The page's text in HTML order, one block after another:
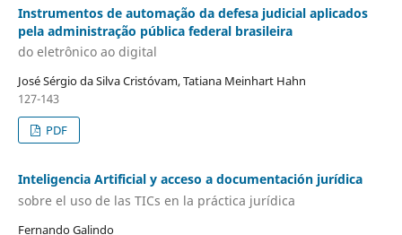
Instrumentos de automação da defesa judicial aplicados
pela administração pública federal brasileira
do eletrônico ao digital
José Sérgio da Silva Cristóvam, Tatiana Meinhart Hahn
127-143
PDF
Inteligencia Artificial y acceso a documentación jurídica
sobre el uso de las TICs en la práctica jurídica
Fernando Galindo